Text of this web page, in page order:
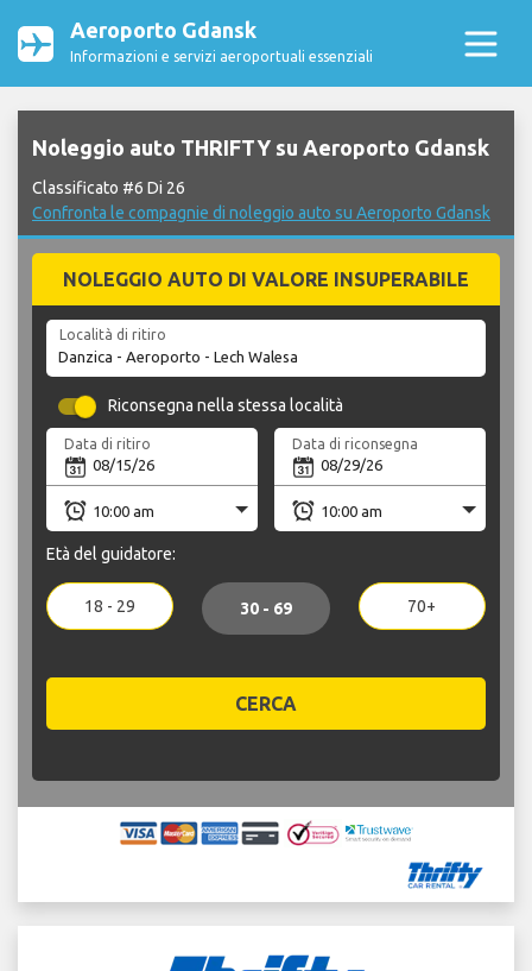
Aeroporto Gdansk
Informazioni e servizi aeroportuali essenziali
Noleggio auto THRIFTY su Aeroporto Gdansk
Classificato #6 Di 26
Confronta le compagnie di noleggio auto su Aeroporto Gdansk
NOLEGGIO AUTO DI VALORE INSUPERABILE
Località di ritiro
Riconsegna nella stessa località
Data di ritiro Data di riconsegna
Età del guidatore:
18 - 29 30 - 69 70+
CERCA